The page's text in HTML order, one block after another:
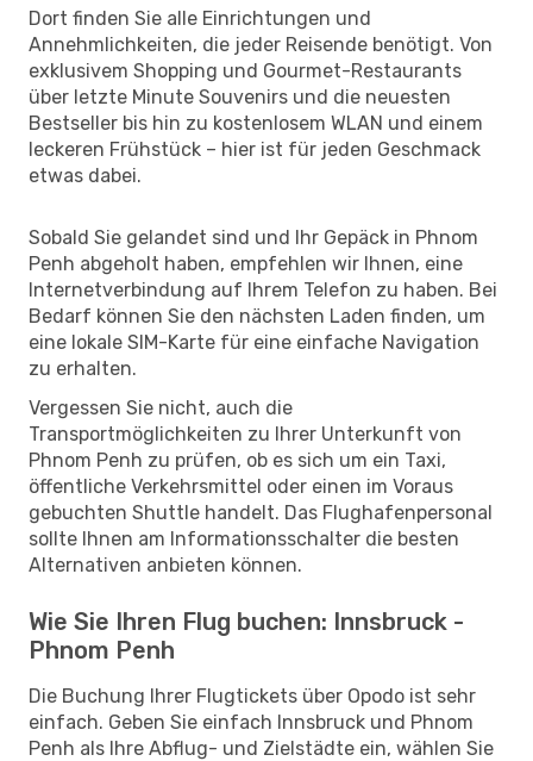
Dort finden Sie alle Einrichtungen und
Annehmlichkeiten, die jeder Reisende benötigt. Von
exklusivem Shopping und Gourmet-Restaurants
über letzte Minute Souvenirs und die neuesten
Bestseller bis hin zu kostenlosem WLAN und einem
leckeren Frühstück – hier ist für jeden Geschmack
etwas dabei.
Sobald Sie gelandet sind und Ihr Gepäck in Phnom
Penh abgeholt haben, empfehlen wir Ihnen, eine
Internetverbindung auf Ihrem Telefon zu haben. Bei
Bedarf können Sie den nächsten Laden finden, um
eine lokale SIM-Karte für eine einfache Navigation
zu erhalten.
Vergessen Sie nicht, auch die
Transportmöglichkeiten zu Ihrer Unterkunft von
Phnom Penh zu prüfen, ob es sich um ein Taxi,
öffentliche Verkehrsmittel oder einen im Voraus
gebuchten Shuttle handelt. Das Flughafenpersonal
sollte Ihnen am Informationsschalter die besten
Alternativen anbieten können.
Wie Sie Ihren Flug buchen: Innsbruck -
Phnom Penh
Die Buchung Ihrer Flugtickets über Opodo ist sehr
einfach. Geben Sie einfach Innsbruck und Phnom
Penh als Ihre Abflug- und Zielstädte ein, wählen Sie